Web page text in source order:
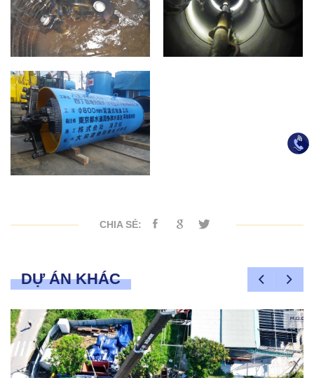
CHIA SẺ:
DỰ ÁN KHÁC